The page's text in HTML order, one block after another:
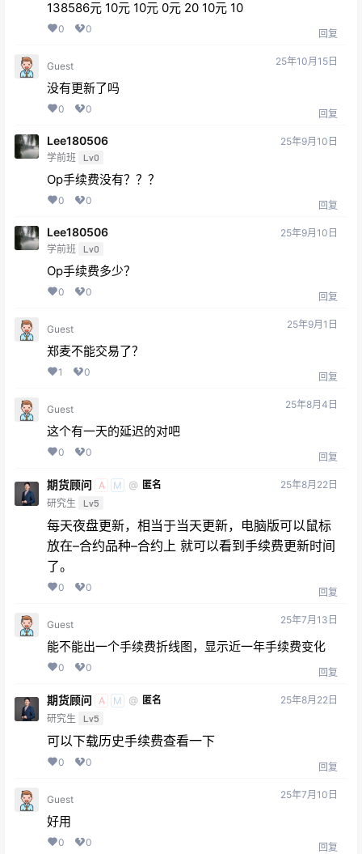
138586元 10元 10元 0元 20 10元 10
0 0 回复
Guest 25年10月15日
没有更新了吗
0 0 回复
Lee180506
学前班 Lv0
25年9月10日
Op手续费没有？？？
0 0 回复
Lee180506
学前班 Lv0
25年9月10日
Op手续费多少？
0 0 回复
Guest 25年9月1日
郑麦不能交易了？
1 0 回复
Guest 25年8月4日
这个有一天的延迟的对吧
0 0 回复
期货顾问 A M @ 匿名
研究生
Lv5
25年8月22日
每天夜盘更新，相当于当天更新，电脑版可以鼠标
放在–合约品种–合约上 就可以看到手续费更新时间
了。
0 0 回复
Guest 25年7月13日
能不能出一个手续费折线图，显示近一年手续费变化
0 0 回复
期货顾问 A M @ 匿名
研究生
Lv5
25年8月22日
可以下载历史手续费查看一下
0 0 回复
Guest 25年7月10日
好用
0 0 回复